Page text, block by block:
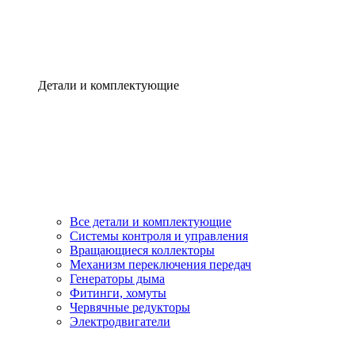
Детали и комплектующие
Все детали и комплектующие
Системы контроля и управления
Вращающиеся коллекторы
Механизм переключения передач
Генераторы дыма
Фитинги, хомуты
Червячные редукторы
Электродвигатели